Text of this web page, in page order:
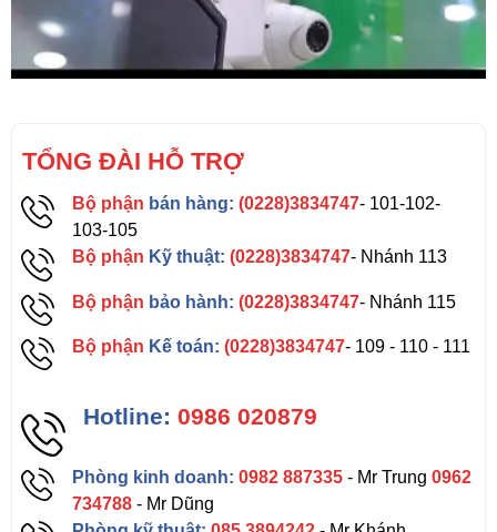
TỔNG ĐÀI HỖ TRỢ
Bộ phận bán hàng: (0228)3834747- 101-102-
103-105
Bộ phận Kỹ thuật: (0228)3834747- Nhánh 113
Bộ phận bảo hành: (0228)3834747- Nhánh 115
Bộ phận Kế toán: (0228)3834747- 109 - 110 - 111
Hotline: 0986 020879
Phòng kinh doanh: 0982 887335 - Mr Trung0962
734788 - Mr Dũng